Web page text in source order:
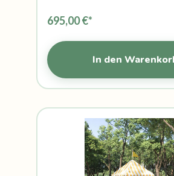
695,00 €*
In den